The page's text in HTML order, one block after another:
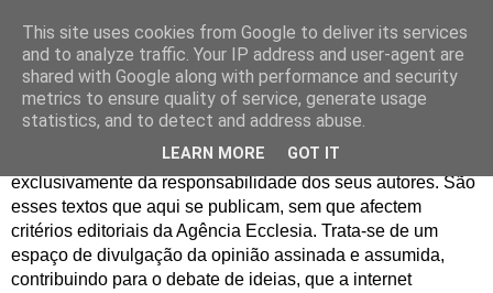
Jornal de Opinião
São muitos os textos enviados para a Agência Ecclesia com
pedido de publicação. De diferentes personalidades e
contextos sociais e eclesiais, o seu conteúdo é
exclusivamente da responsabilidade dos seus autores. São
esses textos que aqui se publicam, sem que afectem
critérios editoriais da Agência Ecclesia. Trata-se de um
espaço de divulgação da opinião assinada e assumida,
contribuindo para o debate de ideias, que a internet
This site uses cookies from Google to deliver its services
and to analyze traffic. Your IP address and user-agent are
shared with Google along with performance and security
metrics to ensure quality of service, generate usage
statistics, and to detect and address abuse.
LEARN MORE GOT IT